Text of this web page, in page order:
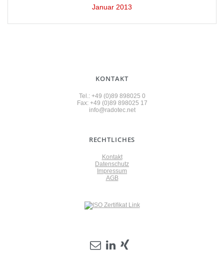
Januar 2013
KONTAKT
Tel.: +49 (0)89 898025 0
Fax: +49 (0)89 898025 17
info@radotec.net
RECHTLICHES
Kontakt
Datenschutz
Impressum
AGB